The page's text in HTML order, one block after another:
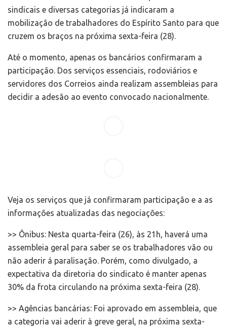
sindicais e diversas categorias já indicaram a
mobilização de trabalhadores do Espírito Santo para que
cruzem os braços na próxima sexta-feira (28).
Até o momento, apenas os bancários confirmaram a
participação. Dos serviços essenciais, rodoviários e
servidores dos Correios ainda realizam assembleias para
decidir a adesão ao evento convocado nacionalmente.
Veja os serviços que já confirmaram participação e a as
informações atualizadas das negociações:
>> Ônibus: Nesta quarta-feira (26), às 21h, haverá uma
assembleia geral para saber se os trabalhadores vão ou
não aderir á paralisação. Porém, como divulgado, a
expectativa da diretoria do sindicato é manter apenas
30% da frota circulando na próxima sexta-feira (28).
>> Agências bancárias: Foi aprovado em assembleia, que
a categoria vai aderir à greve geral, na próxima sexta-